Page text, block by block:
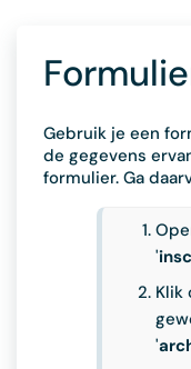
Gebruik je een
de gegevens
formulier. Ga
'
Klik
'